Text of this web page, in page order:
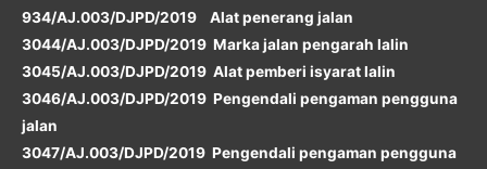
934/AJ.003/DJPD/2019 Alat penerang jalan
3044/AJ.003/DJPD/2019 Marka jalan pengarah lalin
3045/AJ.003/DJPD/2019 Alat pemberi isyarat lalin
3046/AJ.003/DJPD/2019 Pengendali pengaman pengguna
jalan
3047/AJ.003/DJPD/2019 Pengendali pengaman pengguna